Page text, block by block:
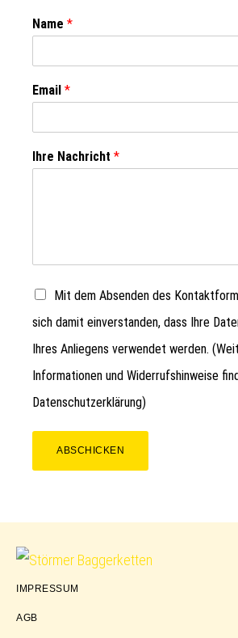
Name *
Email *
Ihre Nachricht *
Mit dem Absenden des
sich damit einverstanden, dass Ihre
Ihres Anliegens verwendet werden.
Informationen und Widerrufshinweise
Datenschutzerklärung)
ABSCHICKEN
Störmer
IMPRESSUM
AGB